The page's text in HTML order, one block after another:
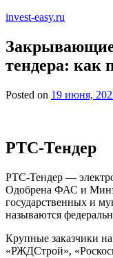
invest-easy.ru
тендера: как
Posted on 19 июня,
РТС-Тендер
РТС-Тендер —
Одобрена ФАС и
государственных и
называются
Крупные заказчики
«РЖДСтрой»,